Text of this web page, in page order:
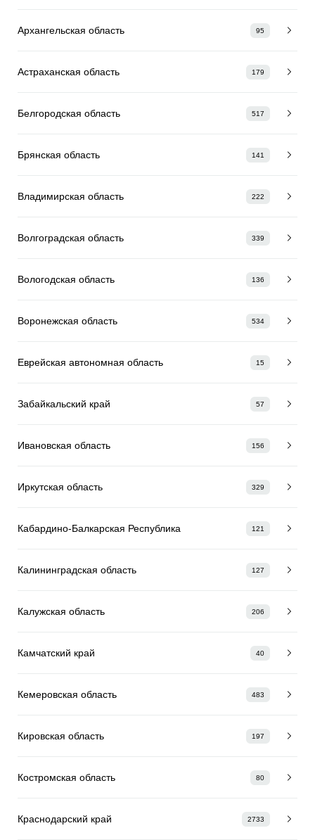
Архангельская область 95
Астраханская область 179
Белгородская область 517
Брянская область 141
Владимирская область 222
Волгоградская область 339
Вологодская область 136
Воронежская область 534
Еврейская автономная область 15
Забайкальский край 57
Ивановская область 156
Иркутская область 329
Кабардино-Балкарская Республика 121
Калининградская область 127
Калужская область 206
Камчатский край 40
Кемеровская область 483
Кировская область 197
Костромская область 80
Краснодарский край 2733